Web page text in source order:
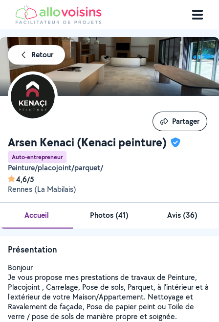
Retour
Arsen Kenaci (Kenaci peinture)
Auto-entrepreneur
Peinture/placojoint/parquet/
4,6/5
Rennes (La Mabilais)
Partager
Partager
Accueil Photos (41) Avis (36)
Présentation
Bonjour
Je vous propose mes prestations de travaux de Peinture,
Placojoint , Carrelage, Pose de sols, Parquet, à l'intérieur et à
l'extérieur de votre Maison/Appartement. Nettoyage et
Ravalement de façade, Pose de papier peint ou Toile de
verre / pose de sols de manière propre et soignée.